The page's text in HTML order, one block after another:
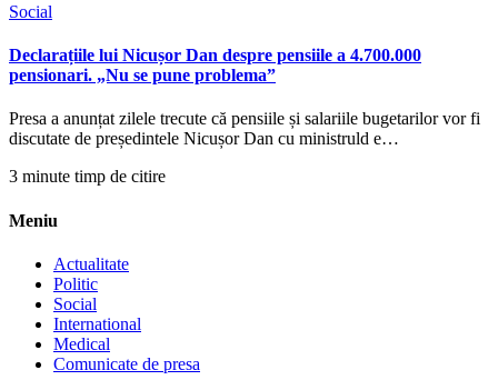
Social
Declarațiile lui Nicușor Dan despre pensiile a 4.700.000
pensionari. „Nu se pune problema”
Presa a anunțat zilele trecute că pensiile și salariile bugetarilor vor fi
discutate de președintele Nicușor Dan cu ministruld e…
3 minute timp de citire
Meniu
Actualitate
Politic
Social
International
Medical
Comunicate de presa